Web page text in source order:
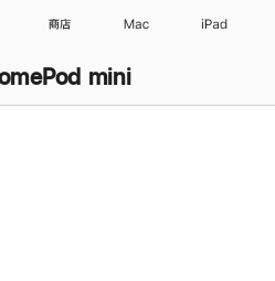
商店 Mac iPad
mini